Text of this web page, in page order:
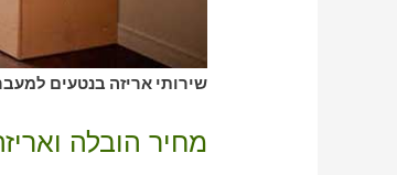
שירותי אריזה בנטעים
מחיר הובלה